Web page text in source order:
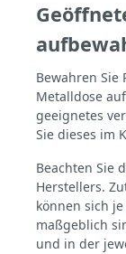
Bewahren
Metalldose
geeignetes
Sie dieses im
Beachten Sie
Herstellers.
können sich
maßgeblich
und in der